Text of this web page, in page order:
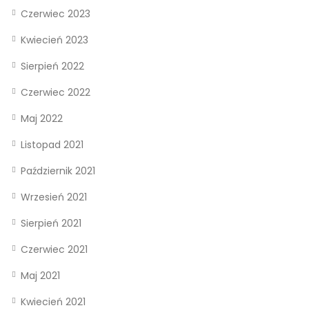
Czerwiec 2023
Kwiecień 2023
Sierpień 2022
Czerwiec 2022
Maj 2022
Listopad 2021
Październik 2021
Wrzesień 2021
Sierpień 2021
Czerwiec 2021
Maj 2021
Kwiecień 2021